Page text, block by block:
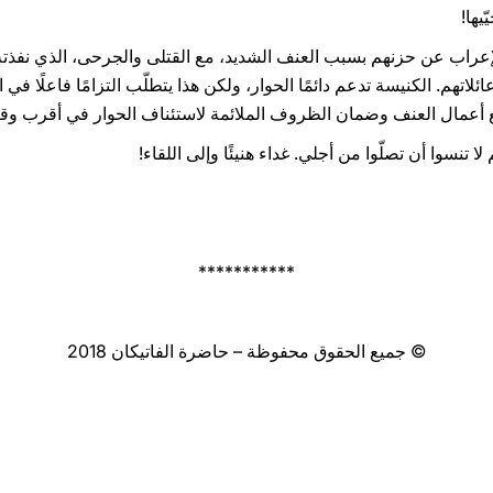
عن حزنهم بسبب العنف الشديد، مع القتلى والجرحى، الذي
الكنيسة تدعم دائمًا الحوار، ولكن هذا يتطلّب التزامًا فاعلًا
العنف وضمان الظروف الملائمة لاستئناف الحوار في أقرب
تنسوا أن تصلّوا من أجلي. غداء هنيئًا وإلى اللقاء!
***********
© جميع الحقوق محفوظة – حاضرة الفاتيكان 2018